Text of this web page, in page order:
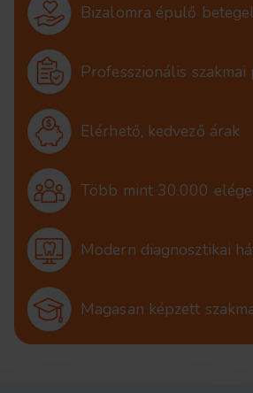
Bizalomra épulő
Professzionális
Elérhető, kedvező árak
Több mint 30.000
Modern diagnosztikai
Magasan képzett